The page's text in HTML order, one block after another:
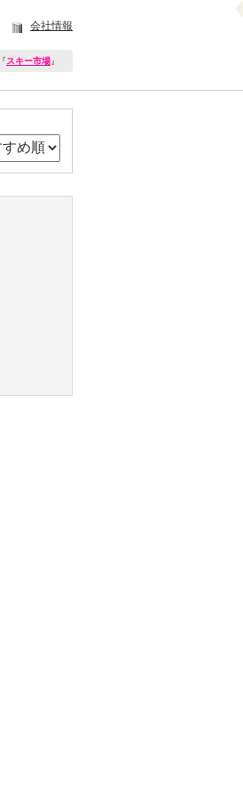
会社情報
『スキー市場』